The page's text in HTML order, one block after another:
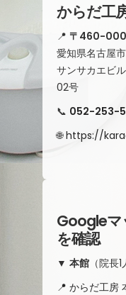
からだ工
📍 〒460-
愛知県名古屋
サンサカエビ
02号
📞 052-253-
🌐https://
Googleマ
を確認
▼ 本館 （院長
📍 からだ工房